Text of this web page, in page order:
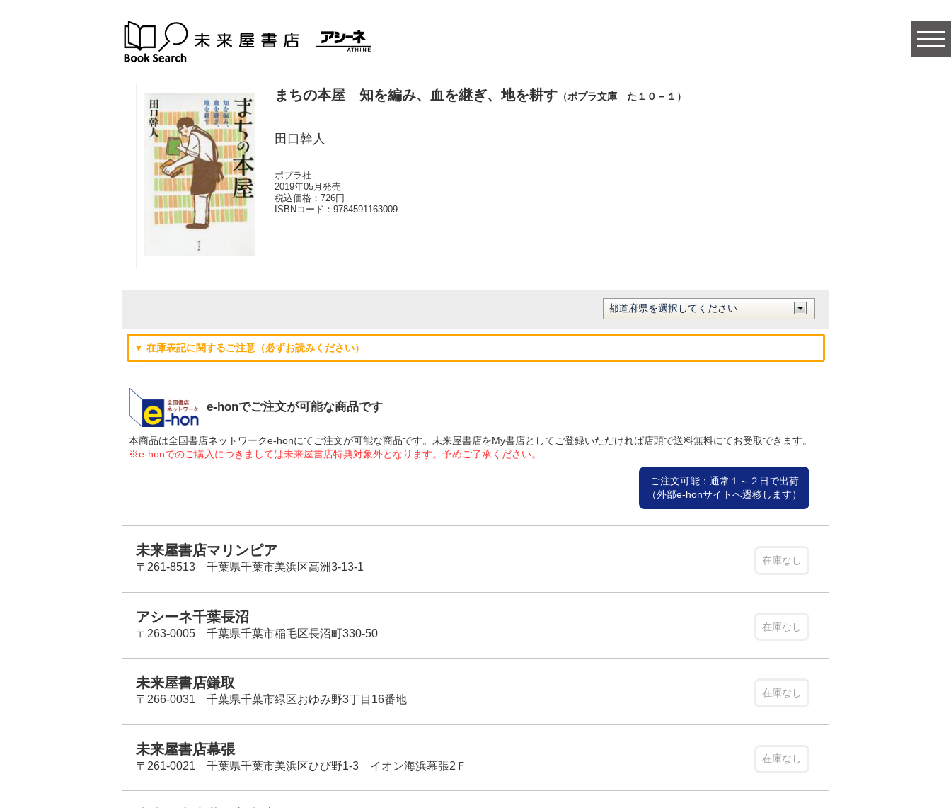
まちの本屋 知を編み、血を継ぎ、地を耕す （ポプラ文庫 た１０－１）
田口幹人
ポプラ社
2019年05月発売
税込価格：726円
ISBNコード： 9784591163009
▼ 在庫表記に関するご注意（必ずお読みください）
e-honでご注文が可能な商品です
本商品は全国書店ネットワークe-honにてご注文が可能な商品です。未来屋書店をMy書店としてご登録いただければ店頭で送料無料にてお受取できます。
※e-honでのご購入につきましては未来屋書店特典対象外となります。予めご了承ください。
ご注文可能：通常１～２日で出荷
（外部e-honサイトへ遷移します）
未来屋書店マリンピア
〒261-8513 千葉県千葉市美浜区高洲3-13-1
在庫なし
アシーネ千葉長沼
〒263-0005 千葉県千葉市稲毛区長沼町330-50
在庫なし
未来屋書店鎌取
〒266-0031 千葉県千葉市緑区おゆみ野3丁目16番地
在庫なし
未来屋書店幕張
〒261-0021 千葉県千葉市美浜区ひび野1-3 イオン海浜幕張2Ｆ
在庫なし